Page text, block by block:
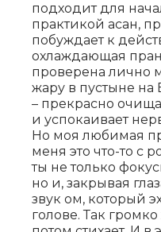
подходит для
практикой асан,
побуждает к
охлаждающая
проверена лично
жару в пустыне на
– прекрасно
и успокаивает
Но моя любимая
меня это что-то с
ты не только
но и, закрывая
звук ом, который
голове. Так